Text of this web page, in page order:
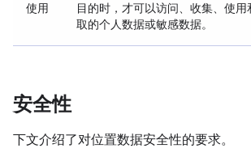
使用
目的时，才可以访问、收集、使
取的个人数据或敏感数据。
安全性
下文介绍了对位置数据安全性的要求。